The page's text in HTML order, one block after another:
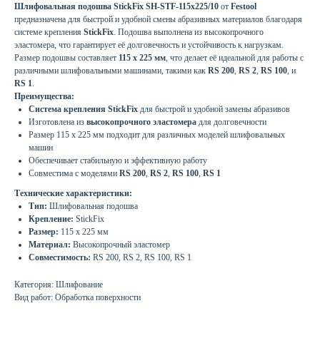
Шлифовальная подошва StickFix SH-STF-115x225/10 от Festool
предназначена для быстрой и удобной смены абразивных материалов благодаря
системе крепления StickFix. Подошва выполнена из высокопрочного
эластомера, что гарантирует её долговечность и устойчивость к нагрузкам.
Размер подошвы составляет 115 x 225 мм, что делает её идеальной для работы с
различными шлифовальными машинами, такими как RS 200, RS 2, RS 100, и
RS 1.
Преимущества:
Система крепления StickFix для быстрой и удобной замены абразивов
Изготовлена из высокопрочного эластомера для долговечности
Размер 115 x 225 мм подходит для различных моделей шлифовальных
машин
Обеспечивает стабильную и эффективную работу
Совместима с моделями RS 200, RS 2, RS 100, RS 1
Технические характеристики:
Тип: Шлифовальная подошва
Крепление: StickFix
Размер: 115 x 225 мм
Материал: Высокопрочный эластомер
Совместимость: RS 200, RS 2, RS 100, RS 1
Категория: Шлифование
Вид работ: Обработка поверхности